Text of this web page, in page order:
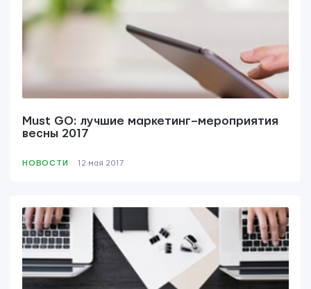
Must GO: лучшие маркетинг–мероприятия
весны 2017
НОВОСТИ 12 мая 2017